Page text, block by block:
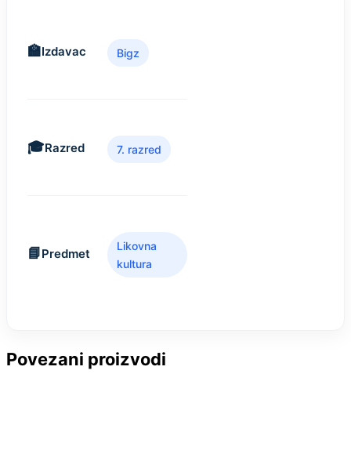
Izdavac Bigz
Razred 7. razred
Predmet
Likovna
kultura
Povezani proizvodi